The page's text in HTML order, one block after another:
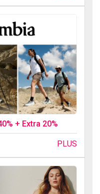
+ Extra 20%
PLUS